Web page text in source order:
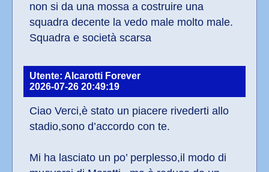
non si da una mossa a costruire una
squadra decente la vedo male molto male.
Squadra e società scarsa
Utente: Alcarotti Forever
2026-07-26 20:49:19
Ciao Verci,è stato un piacere rivederti allo
stadio,sono d’accordo con te.
Mi ha lasciato un po’ perplesso,il modo di